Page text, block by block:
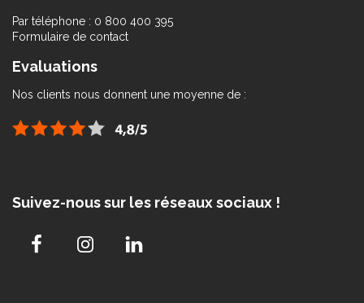
Par téléphone : 0 800 400 395
Formulaire de contact
Evaluations
Nos clients nous donnent une moyenne de :
Suivez-nous sur les réseaux sociaux !